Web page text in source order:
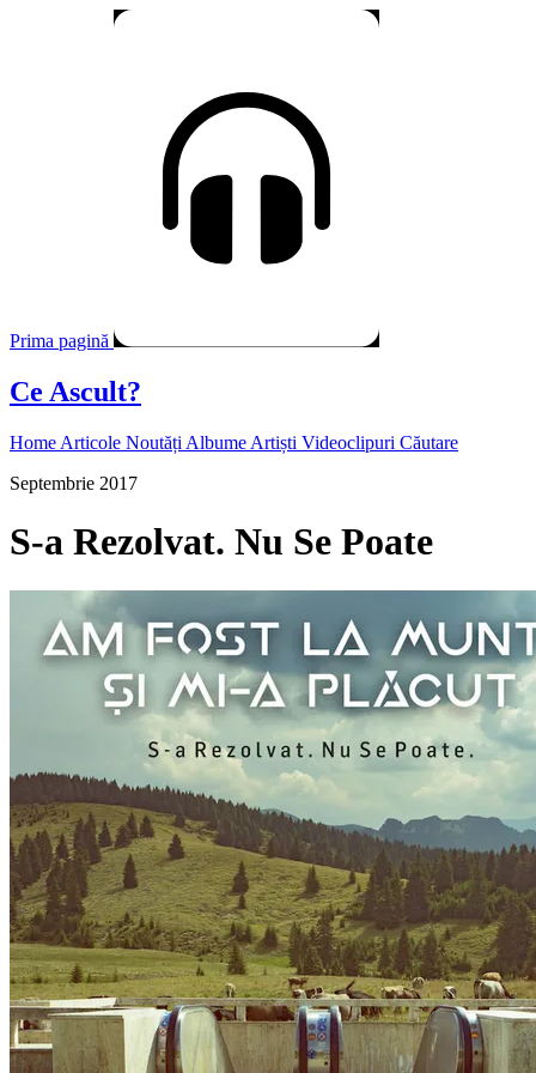
Prima pagină
Ce Ascult?
Home Articole Noutăți Albume Artiști Videoclipuri Căutare
Septembrie 2017
S-a Rezolvat. Nu Se Poate
Pagina externă
Pagina externă
Pagina externă
Pagina externă
Pagina externă
Pagina externă
AFLMSMPAm Fost La Munte Si Mi-a Placut
Videoclipuri